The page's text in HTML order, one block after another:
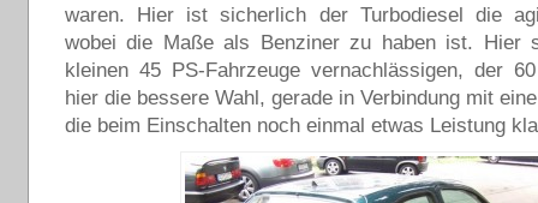
waren. Hier ist sicherlich der Turbodiesel die
wobei die Maße als Benziner zu haben ist. Hier
kleinen 45 PS-Fahrzeuge vernachlässigen, der
hier die bessere Wahl, gerade in Verbindung mit
die beim Einschalten noch einmal etwas Leistung